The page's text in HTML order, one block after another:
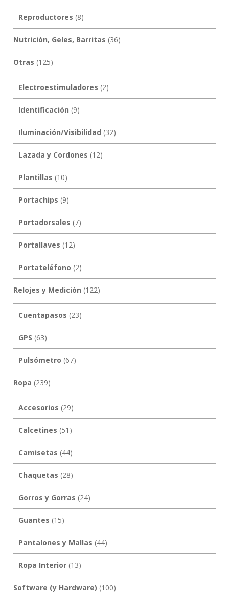
Reproductores (8)
Nutrición, Geles, Barritas (36)
Otras (125)
Electroestimuladores (2)
Identificación (9)
Iluminación/Visibilidad (32)
Lazada y Cordones (12)
Plantillas (10)
Portachips (9)
Portadorsales (7)
Portallaves (12)
Portateléfono (2)
Relojes y Medición (122)
Cuentapasos (23)
GPS (63)
Pulsómetro (67)
Ropa (239)
Accesorios (29)
Calcetines (51)
Camisetas (44)
Chaquetas (28)
Gorros y Gorras (24)
Guantes (15)
Pantalones y Mallas (44)
Ropa Interior(13)
Software (y Hardware) (100)